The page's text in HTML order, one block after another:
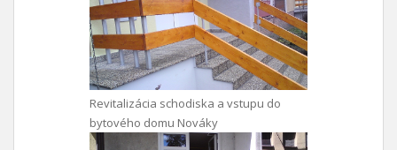
Revitalizácia schodiska a vstupu do
bytového domu Nováky